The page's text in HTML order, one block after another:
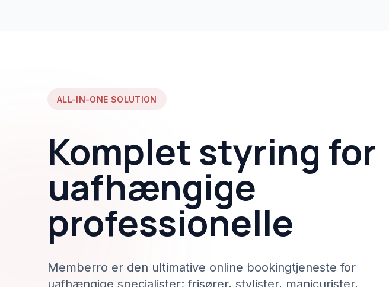
ALL-IN-ONE SOLUTION
Komplet styring for
uafhængige
professionelle
Memberro er den ultimative online bookingtjeneste for
uafhængige specialister: frisører, stylister, manicurister,